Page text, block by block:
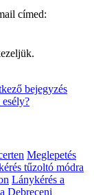
címed:
bejegyzés
Meglepetés
tűzoltó módra
Lánykérés a
Debreceni